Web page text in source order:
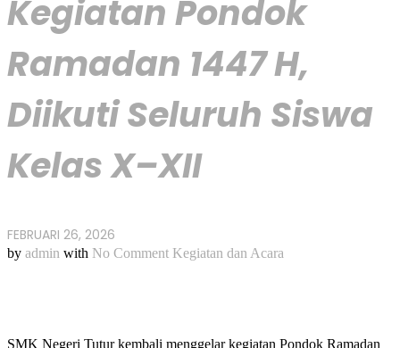
Kegiatan Pondok
Ramadan 1447 H,
Diikuti Seluruh Siswa
Kelas X–XII
FEBRUARI 26, 2026
by admin with No Comment Kegiatan dan Acara
SMK Negeri Tutur kembali menggelar kegiatan Pondok Ramadan